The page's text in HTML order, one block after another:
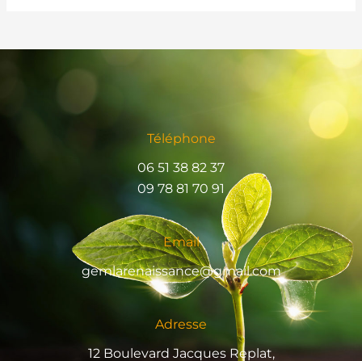
Téléphone
06 51 38 82 37
09 78 81 70 91
Email
gemlarenaissance@gmail.com
Adresse
12 Boulevard Jacques Replat,